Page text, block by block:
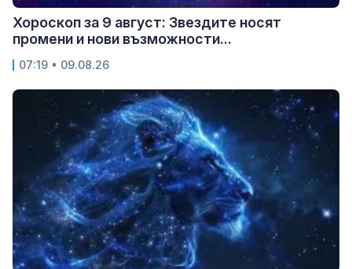
Хороскоп за 9 август: Звездите носят
промени и нови възможности...
07:19 • 09.08.26